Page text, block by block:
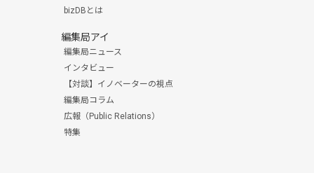
bizDBとは
編集局アイ
編集局ニュース
インタビュー
【対談】イノベーターの視点
編集局コラム
広報（Public Relations）
特集